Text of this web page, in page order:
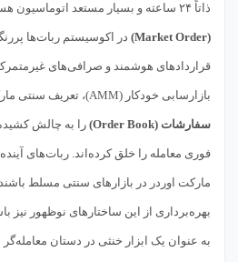
ذاتاً ۲۴ ساعته و بسیار مستعد اتوماسیون هستند، نقش
(Market Order) در اکوسیستم ربات‌ها
بازارسابی خودکار (AMM)، تعریف سنتی مارکت اوردر و تعامل آن با
سفارشات (Order Book) را به چالش
فوری معامله را خلق کرده‌اند. ربات‌های آینده
مارکت اوردر در بازارهای سنتی مسلط
بهره‌برداری از این ساختارهای نوظهور نیز
به عنوان یک ابزار خنثی در دستان